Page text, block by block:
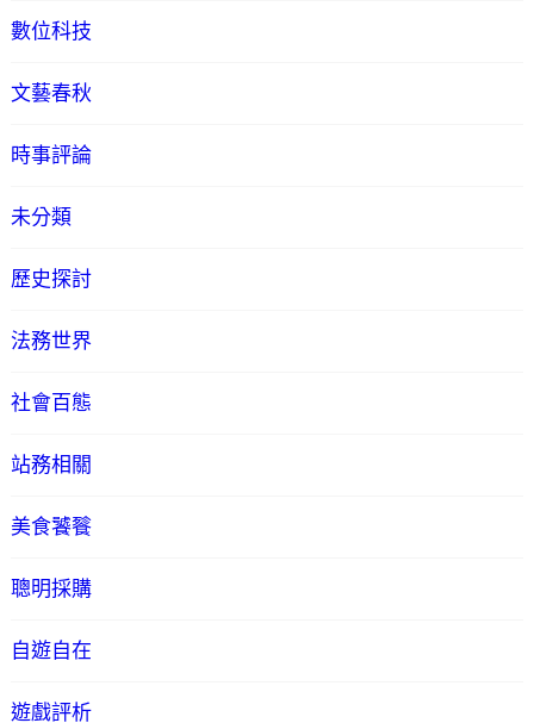
數位科技
文藝春秋
時事評論
未分類
歷史探討
法務世界
社會百態
站務相關
美食饕餮
聰明採購
自遊自在
遊戲評析